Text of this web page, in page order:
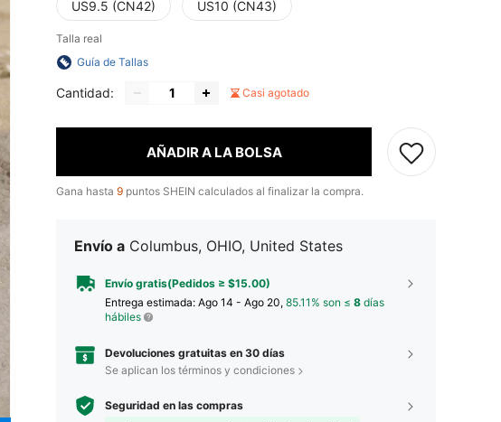
US9.5 (CN42) US10 (CN43)
Talla real
Guía de Tallas
Cantidad: Casi agotado
AÑADIR A LA BOLSA
Gana hasta 9 puntos SHEIN calculados al finalizar la compra.
Envío a Columbus, OHIO, United States
Envío gratis(Pedidos ≥ $15.00)
Entrega estimada: Ago 14 - Ago 20, 85.11% son ≤ 8 días
hábiles
Devoluciones gratuitas en 30 días
Se aplican los términos y condiciones
Seguridad en las compras